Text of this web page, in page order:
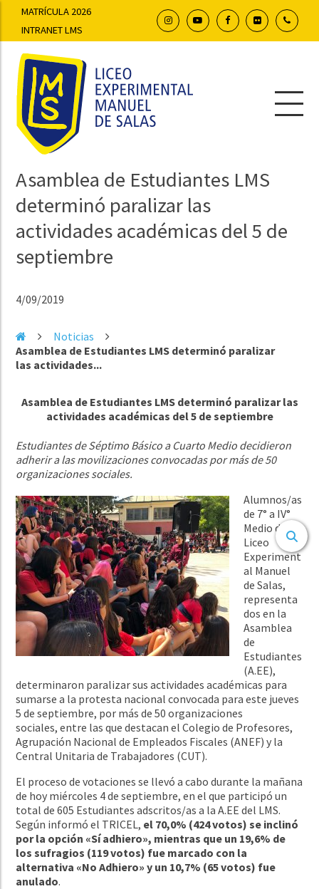
MATRÍCULA 2026
INTRANET LMS
Asamblea de Estudiantes LMS
determinó paralizar las
actividades académicas del 5 de
septiembre
4/09/2019
Noticias
Asamblea de Estudiantes LMS determinó paralizar
las actividades...
Asamblea de Estudiantes LMS determinó paralizar las
actividades académicas del 5 de septiembre
Estudiantes de Séptimo Básico a Cuarto Medio decidieron
adherir a las movilizaciones convocadas por más de 50
organizaciones sociales.
Alumnos/as
de 7° a IV°
Medio del
Liceo
Experiment
al Manuel
de Salas,
representa
dos en la
Asamblea
de
Estudiantes
(A.EE),
determinaron paralizar sus actividades académicas para
sumarse a la protesta nacional convocada para este jueves
5 de septiembre, por más de 50 organizaciones
sociales, entre las que destacan el Colegio de Profesores,
Agrupación Nacional de Empleados Fiscales (ANEF) y la
Central Unitaria de Trabajadores (CUT).
El proceso de votaciones se llevó a cabo durante la mañana
de hoy miércoles 4 de septiembre, en el que participó un
total de 605 Estudiantes adscritos/as a la A.EE del LMS.
Según informó el TRICEL, el 70,0% (424 votos) se inclinó
por la opción «Sí adhiero», mientras que un 19,6% de
los sufragios (119 votos) fue marcado con la
alternativa «No Adhiero» y un 10,7% (65 votos) fue
anulado.